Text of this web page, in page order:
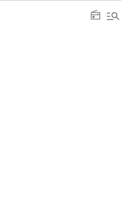
radio manage_search